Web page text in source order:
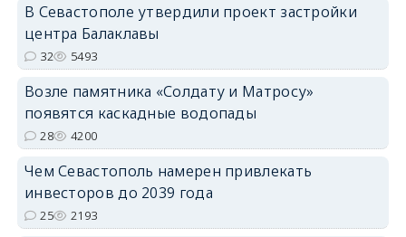
В Севастополе утвердили проект застройки
центра Балаклавы
32 5493
Возле памятника «Солдату и Матросу»
появятся каскадные водопады
28 4200
Чем Севастополь намерен привлекать
инвесторов до 2039 года
25 2193